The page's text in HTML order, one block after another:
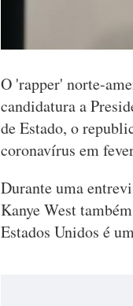
O 'rapper' norte-
candidatura a
de Estado, o
coronavírus em
Durante uma
Kanye West
Estados Unidos é